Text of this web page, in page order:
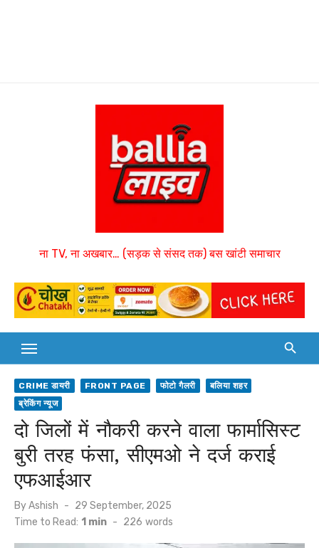
ना TV, ना अखबार… (सड़क से संसद तक) बस खांटी समाचार
CRIME डायरी FRONT PAGE फोटो गैलरी
बलिया शहर
ब्रेकिंग न्यूज
दो जिलों में नौकरी करने वाला फार्मासिस्ट
बुरी तरह फंसा, सीएमओ ने दर्ज कराई
एफआईआर
ByAshish
Posted
on
29 September, 2025
Time to Read: 1 min - 226 words